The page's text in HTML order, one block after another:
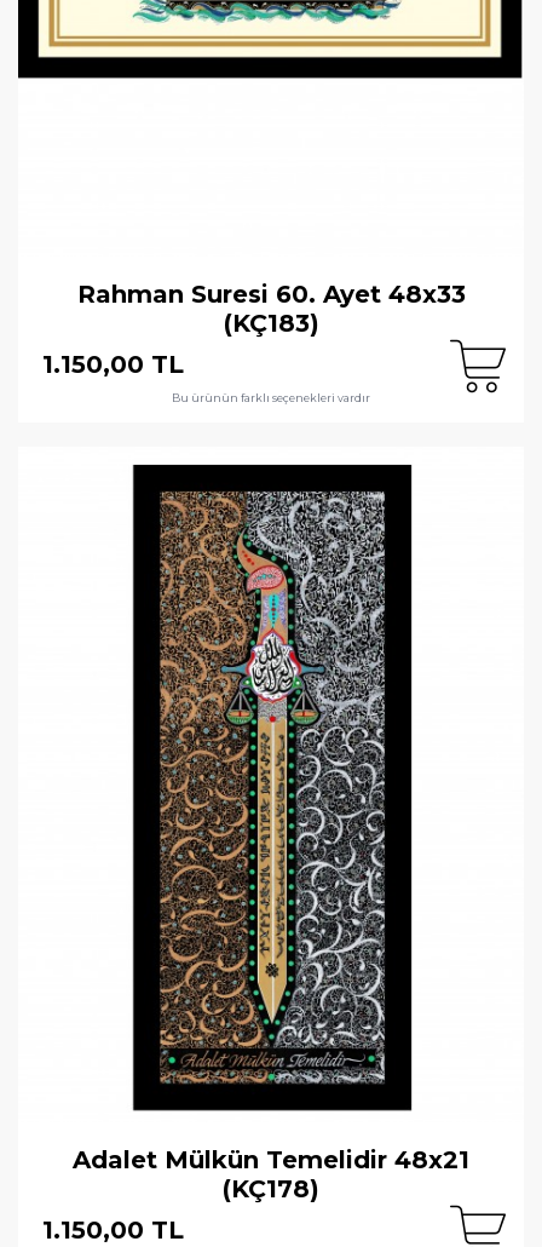
Rahman Suresi 60. Ayet 48x33
(KÇ183)
1.150,00 TL
Bu ürünün farklı seçenekleri vardır
Adalet Mülkün Temelidir 48x21
(KÇ178)
1.150,00 TL